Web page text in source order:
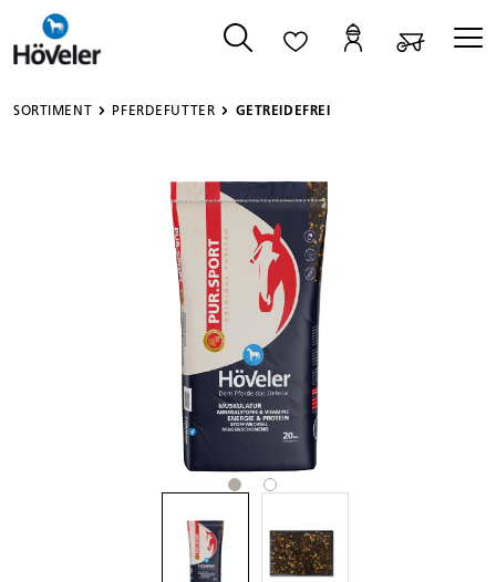
springen
SORTIMENT PFERDEFUTTER GETREIDEFREI